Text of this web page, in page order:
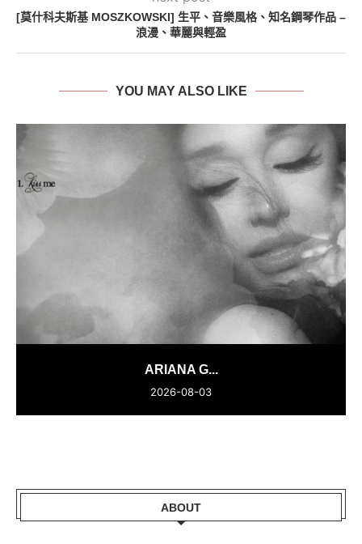
[莫什科夫斯基 MOSZKOWSKI] 生平、音樂風格、知名鋼琴作品 –
浪漫、華麗與輕盈
YOU MAY ALSO LIKE
ARIANA G...
2026-08-03
ABOUT